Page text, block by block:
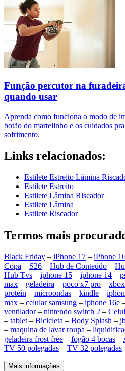
Função percutor na
quando usar
Aprenda como funciona o modo de
botão do martelinho e os cuidados
sofrimento.
Links relacionados:
Estilete Estreito Lâmina
Estilete Estreito
Estilete Lâmina Riscador
Estilete Lâmina
Estilete Riscador
Termos mais
Black Friday – iPhone 17 – iPhone
Copa – S26 – Hub de Conteúdo –
Hub Tvs – iphone 15 – iphone 14 –
max – geladeira – poco x7 pro – xbox
protein – microondas – kindle –
max – celular samsung – iphone 16e
ventilador– nintendo switch 2 –
– tablet – Bicicleta – Body Splash –
– maquina de lavar roupa –
geladeira frost free – fogão 4 bocas –
TV 50 polegadas – TV 32 polegadas
Mais informações